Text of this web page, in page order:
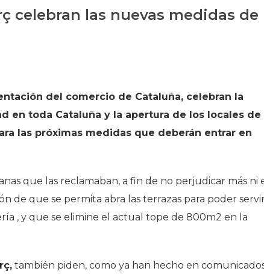
celebran las nuevas medidas de
del comercio de Cataluña, celebran la
en toda Cataluña y la apertura de los locales de
las próximas medidas que deberán entrar en
que las reclamaban, a fin de no perjudicar más ni
de que se permita abra las terrazas para poder
, y que se elimine el actual tope de 800m2 en la
también piden, como ya han hecho en